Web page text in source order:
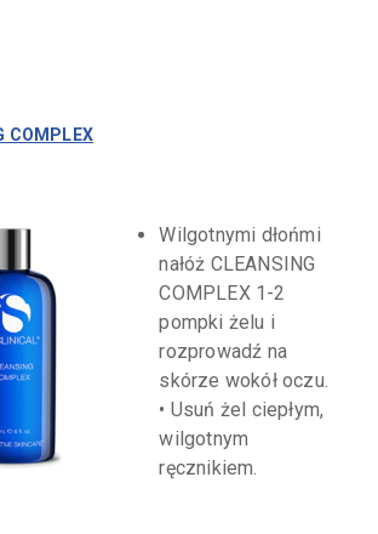
COMPLEX
Wilgotnymi dłońmi
nałóż CLEANSING
COMPLEX 1-2
pompki żelu i
rozprowadź na
skórze wokół oczu.
• Usuń żel ciepłym,
wilgotnym
ręcznikiem.